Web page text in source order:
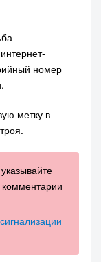
номер
метку в